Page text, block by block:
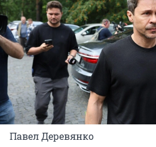
Павел Деревянко